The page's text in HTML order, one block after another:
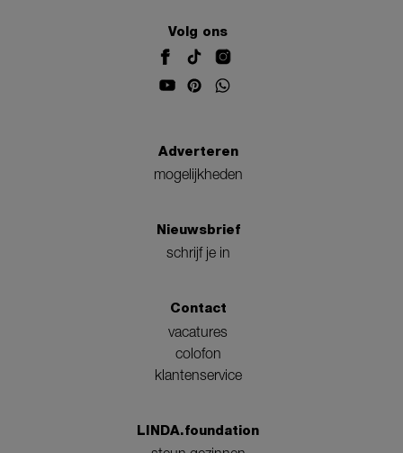
Volg ons
Adverteren
mogelijkheden
Nieuwsbrief
schrijf je in
Contact
vacatures
colofon
klantenservice
LINDA.foundation